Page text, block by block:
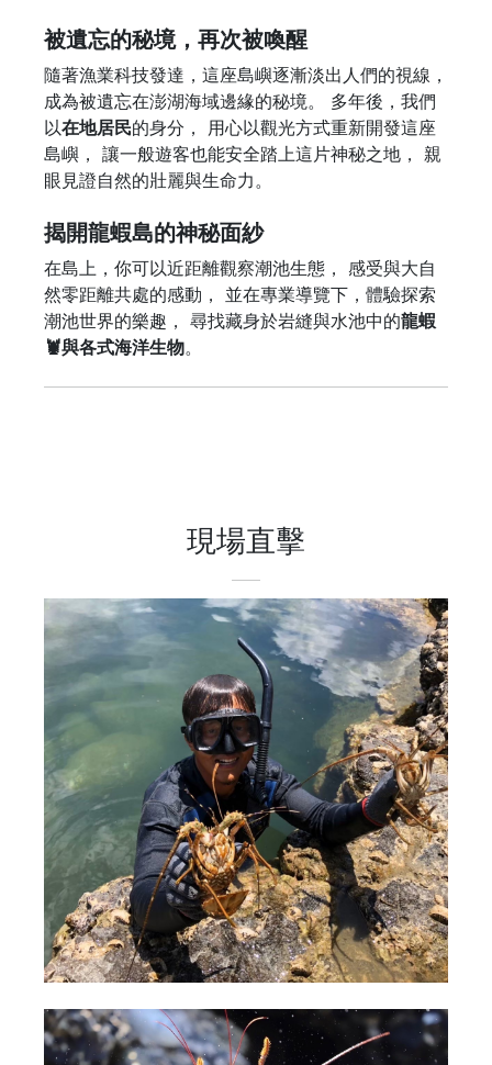
被遺忘的秘境，再次被喚醒
隨著漁業科技發達，這座島嶼逐漸淡出人們的視線，
成為被遺忘在澎湖海域邊緣的秘境。 多年後，我們
以在地居民的身分， 用心以觀光方式重新開發這座
島嶼， 讓一般遊客也能安全踏上這片神秘之地， 親
眼見證自然的壯麗與生命力。
揭開龍蝦島的神秘面紗
在島上，你可以近距離觀察潮池生態， 感受與大自
然零距離共處的感動， 並在專業導覽下，體驗探索
潮池世界的樂趣， 尋找藏身於岩縫與水池中的龍蝦
🦞與各式海洋生物。
現場直擊